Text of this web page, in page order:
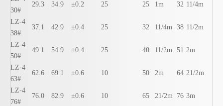
30#
29.3 34.9 ±0.2 25 25 1m 32 11/4m
LZ-4
38#
37.1 42.9 ±0.4 25 32 11/4m 38 11/2m
LZ-4
50#
49.1 54.9 ±0.4 25 40 11/2m 51 2m
LZ-4
63#
62.6 69.1 ±0.6 10 50 2m 64 21/2m
LZ-4
76#
76.0 82.9 ±0.6 10 65 21/2m 76 3m